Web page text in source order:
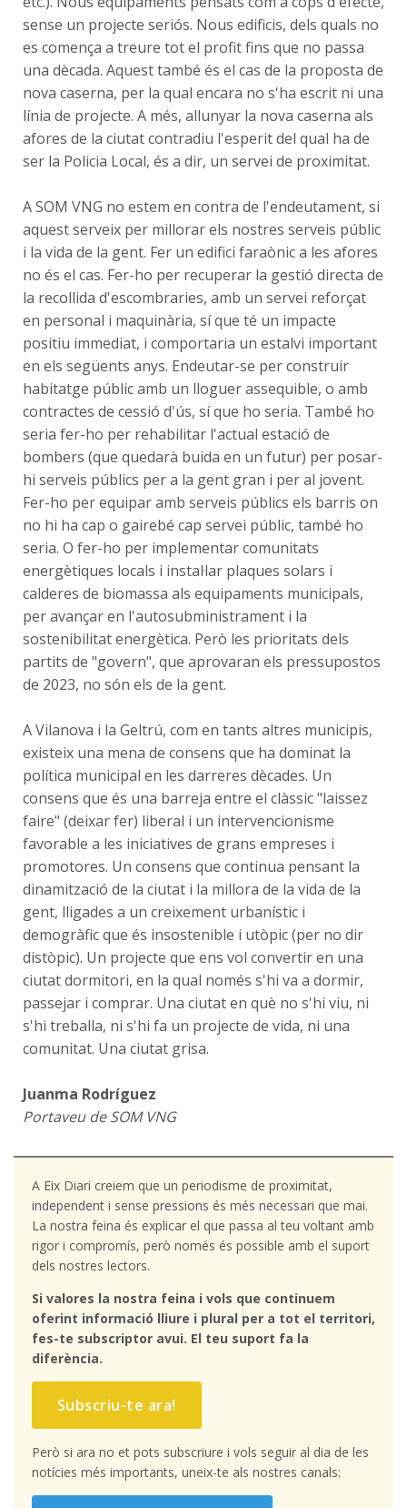
sense un projecte seriós. Nous edificis, dels quals no
es comença a treure tot el profit fins que no passa
una dècada. Aquest també és el cas de la proposta de
nova caserna, per la qual encara no s'ha escrit ni una
línia de projecte. A més, allunyar la nova caserna als
afores de la ciutat contradiu l'esperit del qual ha de
ser la Policia Local, és a dir, un servei de proximitat.
A SOM VNG no estem en contra de l'endeutament, si
aquest serveix per millorar els nostres serveis públic
i la vida de la gent. Fer un edifici faraònic a les afores
no és el cas. Fer-ho per recuperar la gestió directa de
la recollida d'escombraries, amb un servei reforçat
en personal i maquinària, sí que té un impacte
positiu immediat, i comportaria un estalvi important
en els següents anys. Endeutar-se per construir
habitatge públic amb un lloguer assequible, o amb
contractes de cessió d'ús, sí que ho seria. També ho
seria fer-ho per rehabilitar l'actual estació de
bombers (que quedarà buida en un futur) per posar-
hi serveis públics per a la gent gran i per al jovent.
Fer-ho per equipar amb serveis públics els barris on
no hi ha cap o gairebé cap servei públic, també ho
seria. O fer-ho per implementar comunitats
energètiques locals i instal·lar plaques solars i
calderes de biomassa als equipaments municipals,
per avançar en l'autosubministrament i la
sostenibilitat energètica. Però les prioritats dels
partits de "govern", que aprovaran els pressupostos
de 2023, no són els de la gent.
A Vilanova i la Geltrú, com en tants altres municipis,
existeix una mena de consens que ha dominat la
política municipal en les darreres dècades. Un
consens que és una barreja entre el clàssic "laissez
faire" (deixar fer) liberal i un intervencionisme
favorable a les iniciatives de grans empreses i
promotores. Un consens que continua pensant la
dinamització de la ciutat i la millora de la vida de la
gent, lligades a un creixement urbanístic i
demogràfic que és insostenible i utòpic (per no dir
distòpic). Un projecte que ens vol convertir en una
ciutat dormitori, en la qual només s'hi va a dormir,
passejar i comprar. Una ciutat en què no s'hi viu, ni
s'hi treballa, ni s'hi fa un projecte de vida, ni una
comunitat. Una ciutat grisa.
Juanma Rodríguez
Portaveu de SOM VNG
A Eix Diari creiem que un periodisme de proximitat,
independent i sense pressions és més necessari que mai.
La nostra feina és explicar el que passa al teu voltant amb
rigor i compromís, però només és possible amb el suport
dels nostres lectors.
Si valores la nostra feina i vols que continuem
oferint informació lliure i plural per a tot el territori,
fes-te subscriptor avui. El teu suport fa la
diferència.
Subscriu-te ara!
Però si ara no et pots subscriure i vols seguir al dia de les
notícies més importants, uneix-te als nostres canals: